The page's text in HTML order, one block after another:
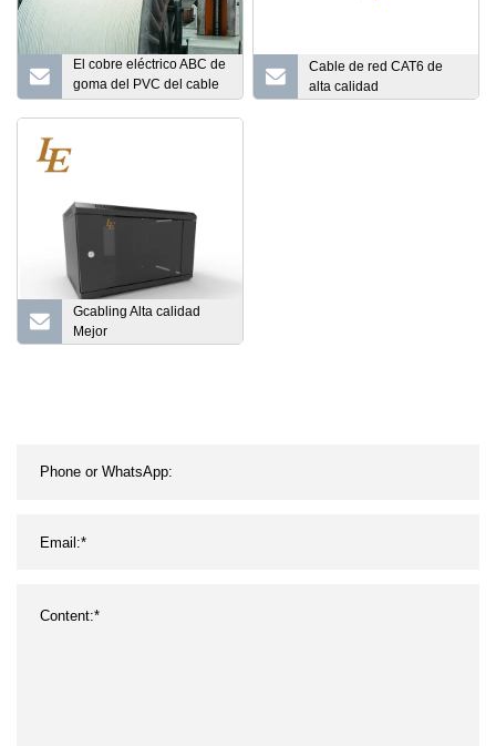
El cobre eléctrico ABC de
goma del PVC del cable
flexible del control XLPE
aisló el cable AAAC AAC
Cable de red CAT6 de
alta calidad
Gcabling Alta calidad
Mejor